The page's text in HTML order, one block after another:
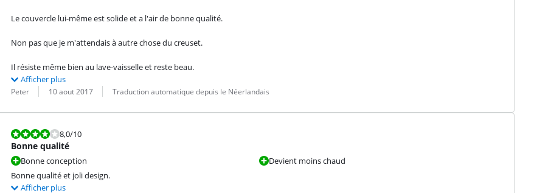
Le couvercle lui-même est solide et a l'air de bonne qualité.
Non pas que je m'attendais à autre chose du creuset.
Il résiste même bien au lave-vaisselle et reste beau.
Afficher plus
Évaluation par :
Peter
Date : 10 aout 2017
Traduction : Traduction automatique depuis le Néerlandais
La note est 8,0 sur 10.
8,0/10
Bonne qualité
Bonne conception
Devient moins chaud
Bonne qualité et joli design.
Afficher plus